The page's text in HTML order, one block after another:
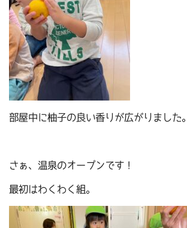
部屋中に柚子の良い香りが広がりました。
さぁ、温泉のオープンです！
最初はわくわく組。